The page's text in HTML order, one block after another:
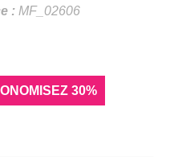
: MF_02606
30%